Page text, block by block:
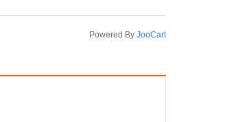
Powered By JooCart